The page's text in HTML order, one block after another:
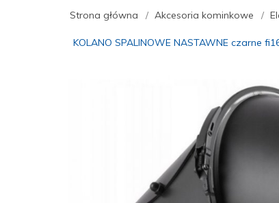
Strona główna Akcesoria kominkowe
KOLANO SPALINOWE NASTAWNE czarne